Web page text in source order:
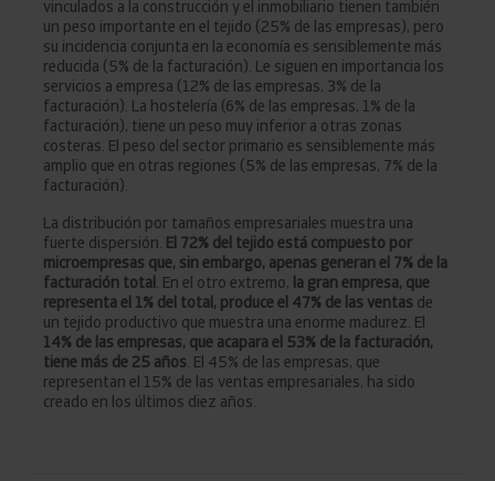
vinculados a la construcción y el inmobiliario tienen también
un peso importante en el tejido (25% de las empresas), pero
su incidencia conjunta en la economía es sensiblemente más
reducida (5% de la facturación). Le siguen en importancia los
servicios a empresa (12% de las empresas, 3% de la
facturación). La hostelería (6% de las empresas, 1% de la
facturación), tiene un peso muy inferior a otras zonas
costeras. El peso del sector primario es sensiblemente más
amplio que en otras regiones (5% de las empresas, 7% de la
facturación).
La distribución por tamaños empresariales muestra una
fuerte dispersión. El 72% del tejido está compuesto por
microempresas que, sin embargo, apenas generan el 7% de la
facturación total . En el otro extremo, la gran empresa, que
representa el 1% del total, produce el 47% de las ventas de
un tejido productivo que muestra una enorme madurez. El
14% de las empresas, que acapara el 53% de la facturación,
tiene más de 25 años. El 45% de las empresas, que
representan el 15% de las ventas empresariales, ha sido
creado en los últimos diez años.